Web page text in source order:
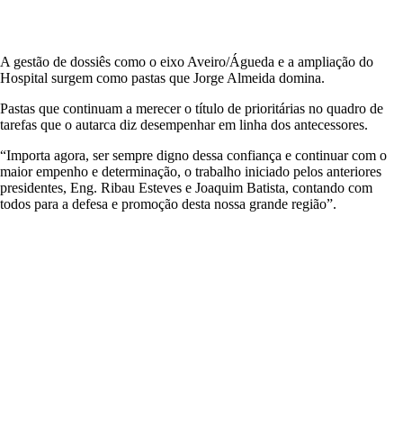
A gestão de dossiês como o eixo Aveiro/Águeda e a ampliação do
Hospital surgem como pastas que Jorge Almeida domina.
Pastas que continuam a merecer o título de prioritárias no quadro de
tarefas que o autarca diz desempenhar em linha dos antecessores.
“Importa agora, ser sempre digno dessa confiança e continuar com o
maior empenho e determinação, o trabalho iniciado pelos anteriores
presidentes, Eng. Ribau Esteves e Joaquim Batista, contando com
todos para a defesa e promoção desta nossa grande região”.